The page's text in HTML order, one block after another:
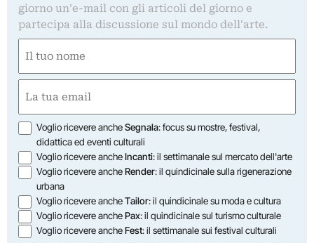
giorno un'e-mail con gli articoli del giorno e
partecipa alla discussione sul mondo dell'arte.
(Required)
First
(Required)
Opzioni
Voglio ricevere ancheSegnala: focus su mostre, festival,
didattica ed eventi culturali
Voglio ricevere ancheIncanti: il settimanale sul mercato dell'arte
Voglio ricevere ancheRender: il quindicinale sulla rigenerazione
urbana
Voglio ricevere ancheTailor: il quindicinale su moda e cultura
Voglio ricevere anchePax: il quindicinale sul turismo culturale
Voglio ricevere ancheFest: il settimanale sui festival culturali